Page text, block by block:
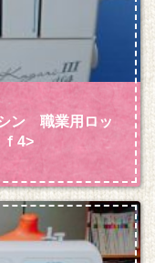
ン 職業用ロッ
4>